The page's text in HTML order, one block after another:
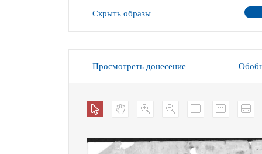
Скрыть образы
Просмотреть донесение